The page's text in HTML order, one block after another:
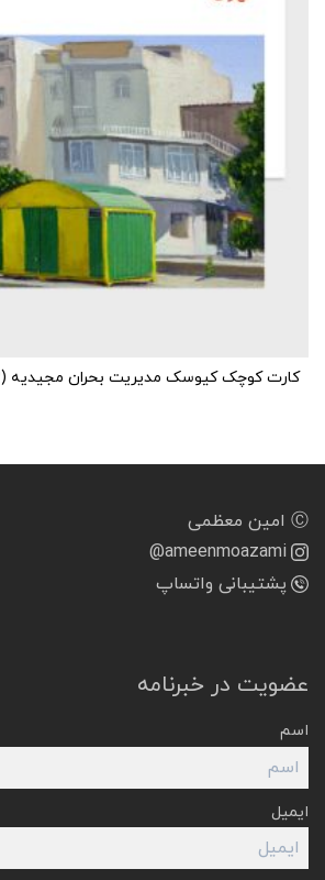
کارت کوچک کیوسک مدیریت بحران مجیدیه (۸۳)
Ⓒ امین معظمی
@ameenmoazami
پشتیبانی واتساپ
عضویت در خبرنامه
اسم
ایمیل